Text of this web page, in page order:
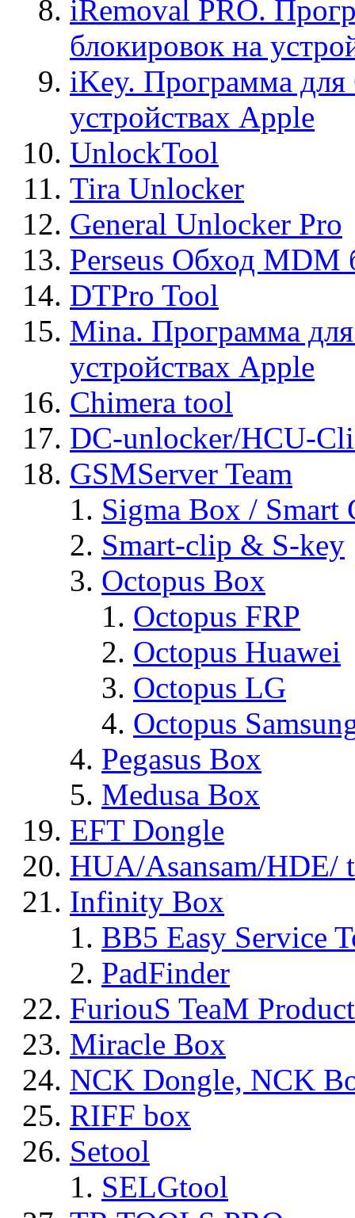
iRemoval PRO.
блокировок на
iKey. Программа для
устройствах Apple
UnlockTool
Tira Unlocker
General Unlocker Pro
Perseus Обход MDM
DTPro Tool
Mina. Программа
устройствах Apple
Chimera tool
DC-unlocker/HCU-
GSMServer Team
Sigma Box / Smart
Smart-clip & S-key
Octopus Box
Octopus FRP
Octopus Huawei
Octopus LG
Octopus
Pegasus Box
Medusa Box
EFT Dongle
HUA/Asansam/HDE/
Infinity Box
BB5 Easy Service
PadFinder
FuriouS TeaM
Miracle Box
NCK Dongle, NCK
RIFF box
Setool
SELGtool